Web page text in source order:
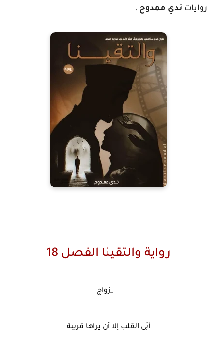
روايات ندي ممدوح .
رواية والتقينا الفصل 18
أبَى القلب إلا أن يراها قريبة